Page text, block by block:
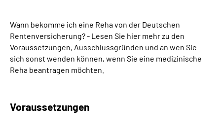
Über uns & Presse
Online-Services
Wann bekomme ich eine Reha von der Deutschen
Rentenversicherung? - Lesen Sie hier mehr zu den
Voraussetzungen, Ausschlussgründen und an wen Sie
sich sonst wenden können, wenn Sie eine medizinische
Reha beantragen möchten.
Voraussetzungen